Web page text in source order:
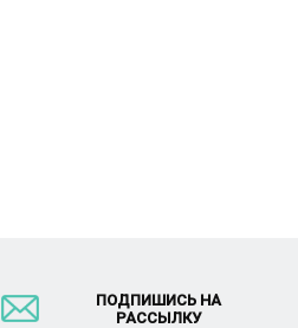
ПОДПИШИСЬ НА
РАССЫЛКУ